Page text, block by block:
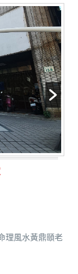
造命
理風水黃鼎頤老